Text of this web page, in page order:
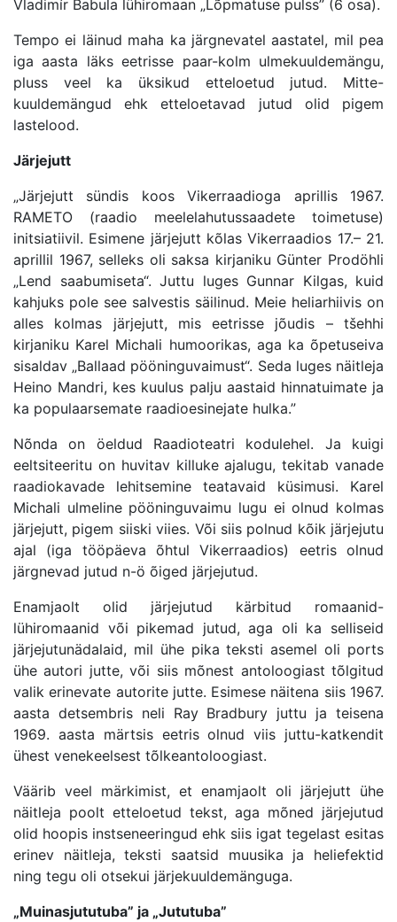
Vladimír Babula lühiromaan „Lõpmatuse pulss” (6 osa).
Tempo ei läinud maha ka järgnevatel aastatel, mil pea
iga aasta läks eetrisse paar-kolm ulmekuuldemängu,
pluss veel ka üksikud etteloetud jutud. Mitte-
kuuldemängud ehk etteloetavad jutud olid pigem
lastelood.
Järjejutt
„Järjejutt sündis koos Vikerraadioga aprillis 1967.
RAMETO (raadio meelelahutussaadete toimetuse)
initsiatiivil. Esimene järjejutt kõlas Vikerraadios 17.– 21.
aprillil 1967, selleks oli saksa kirjaniku Günter Prodöhli
„Lend saabumiseta“. Juttu luges Gunnar Kilgas, kuid
kahjuks pole see salvestis säilinud. Meie heliarhiivis on
alles kolmas järjejutt, mis eetrisse jõudis – tšehhi
kirjaniku Karel Michali humoorikas, aga ka õpetuseiva
sisaldav „Ballaad pööninguvaimust“. Seda luges näitleja
Heino Mandri, kes kuulus palju aastaid hinnatuimate ja
ka populaarsemate raadioesinejate hulka.”
Nõnda on öeldud Raadioteatri kodulehel. Ja kuigi
eeltsiteeritu on huvitav killuke ajalugu, tekitab vanade
raadiokavade lehitsemine teatavaid küsimusi. Karel
Michali ulmeline pööninguvaimu lugu ei olnud kolmas
järjejutt, pigem siiski viies. Või siis polnud kõik järjejutu
ajal (iga tööpäeva õhtul Vikerraadios) eetris olnud
järgnevad jutud n-ö õiged järjejutud.
Enamjaolt olid järjejutud kärbitud romaanid-
lühiromaanid või pikemad jutud, aga oli ka selliseid
järjejutunädalaid, mil ühe pika teksti asemel oli ports
ühe autori jutte, või siis mõnest antoloogiast tõlgitud
valik erinevate autorite jutte. Esimese näitena siis 1967.
aasta detsembris neli Ray Bradbury juttu ja teisena
1969. aasta märtsis eetris olnud viis juttu-katkendit
ühest venekeelsest tõlkeantoloogiast.
Väärib veel märkimist, et enamjaolt oli järjejutt ühe
näitleja poolt etteloetud tekst, aga mõned järjejutud
olid hoopis instseneeringud ehk siis igat tegelast esitas
erinev näitleja, teksti saatsid muusika ja heliefektid
ning tegu oli otsekui järjekuuldemänguga.
„Muinasjututuba” ja „Jututuba”